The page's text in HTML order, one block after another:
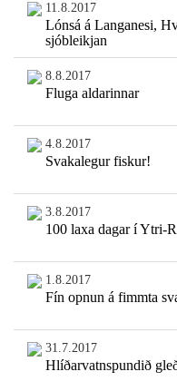
11.8.2017
Lónsá á Langanesi,
sjóbleikjan
8.8.2017
Fluga aldarinnar
4.8.2017
Svakalegur fiskur!
3.8.2017
100 laxa dagar í Ytri-
1.8.2017
Fín opnun á fimmta
31.7.2017
Hlíðarvatnspundið